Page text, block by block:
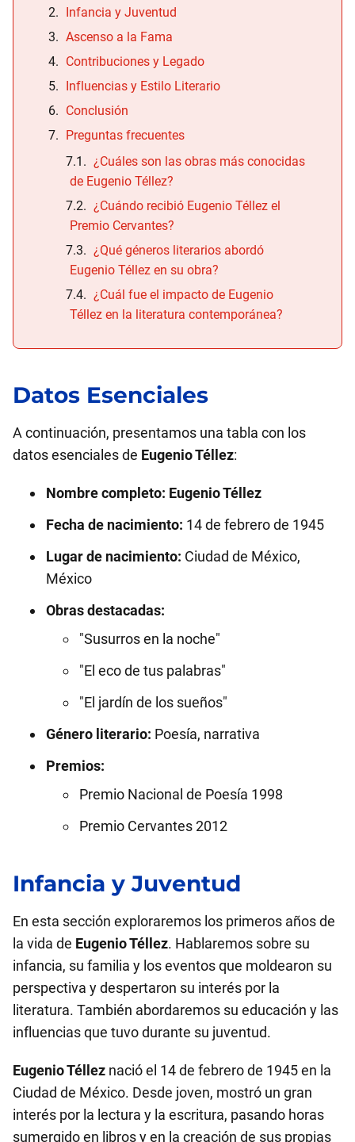
Infancia y Juventud
Ascenso a la Fama
Contribuciones y Legado
Influencias y Estilo Literario
Conclusión
Preguntas frecuentes
¿Cuáles son las obras más conocidas
de Eugenio Téllez?
¿Cuándo recibió Eugenio Téllez el
Premio Cervantes?
¿Qué géneros literarios abordó
Eugenio Téllez en su obra?
¿Cuál fue el impacto de Eugenio
Téllez en la literatura contemporánea?
Datos Esenciales
A continuación, presentamos una tabla con los
datos esenciales de Eugenio Téllez:
Nombre completo: Eugenio Téllez
Fecha de nacimiento: 14 de febrero de 1945
Lugar de nacimiento: Ciudad de México,
México
Obras destacadas:
"Susurros en la noche"
"El eco de tus palabras"
"El jardín de los sueños"
Género literario: Poesía, narrativa
Premios:
Premio Nacional de Poesía 1998
Premio Cervantes 2012
Infancia y Juventud
En esta sección exploraremos los primeros años de
la vida de Eugenio Téllez. Hablaremos sobre su
infancia, su familia y los eventos que moldearon su
perspectiva y despertaron su interés por la
literatura. También abordaremos su educación y las
influencias que tuvo durante su juventud.
Eugenio Téllez nació el 14 de febrero de 1945 en la
Ciudad de México. Desde joven, mostró un gran
interés por la lectura y la escritura, pasando horas
sumergido en libros y en la creación de sus propias